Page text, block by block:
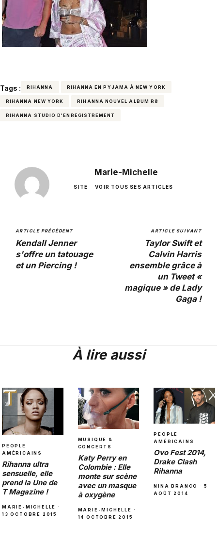
Tags : RIHANNA RIHANNA EN PYJAMA À NEW YORK
RIHANNA NEW YORK RIHANNA NOUVEL ALBUM R8
RIHANNA STUDIO D'ENREGISTREMENT
Marie-Michelle
SITE VOIR TOUS SES ARTICLES
ARTICLE PRÉCÉDENT
Kendall Jenner
s'offre un tatouage
et un Piercing !
ARTICLE SUIVANT
Taylor Swift et
Calvin Harris
ensemble grâce à
un Tweet «
magique » de Lady
Gaga !
À lire aussi
PEOPLE
AMÉRICAINS
Rihanna ultra
sensuelle, elle
prend la Une de
T Magazine !
MARIE-MICHELLE ·
13 OCTOBRE 2015
MUSIQUE &
CONCERTS
Katy Perry en
Colombie : Elle
monte sur scène
avec un masque
à oxygène
MARIE-MICHELLE ·
14 OCTOBRE 2015
PEOPLE
AMÉRICAINS
Ovo Fest 2014,
Drake Clash
Rihanna
NINA BRANCO · 5
AOÛT 2014